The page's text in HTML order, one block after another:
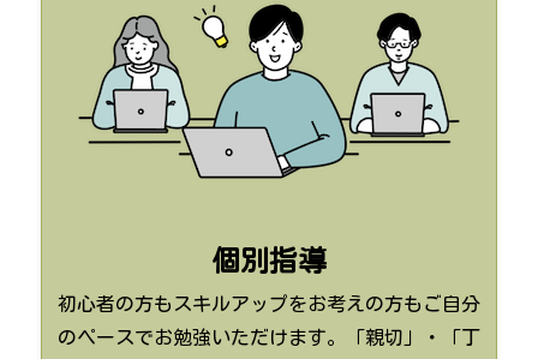
個別指導
初心者の方もスキルアップをお考えの方もご自分
のペースでお勉強いただけます。「親切」・「丁